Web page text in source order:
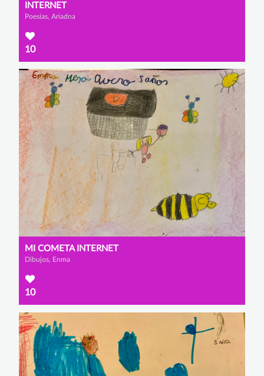
INTERNET
Poesías, Ariadna
10
MI COMETA INTERNET
Dibujos, Enma
10